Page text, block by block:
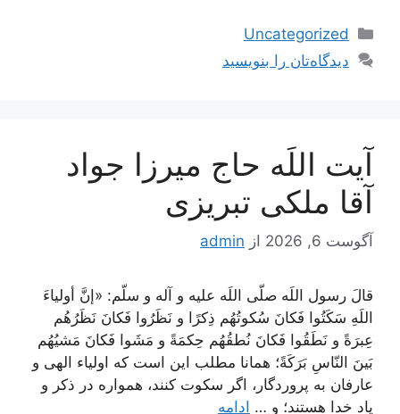
دسته‌ها
Uncategorized
دیدگاه‌تان را بنویسید
آیت اللَه حاج میرزا جواد
آقا ملکی تبریزی
آگوست 6, 2026 از admin
قالَ رسول اللَه صلّى اللَه عليه و آله و سلّم: «إنَّ أولياءَ
اللَهِ سَكَتُوا فَكانَ سُكوتُهُم ذِكرًا و نَظَرُوا فَكانَ نَظَرُهُم
عِبرَةً و نَطَقُوا فَكانَ نُطقُهُم حِكمَةً و مَشَوا فَكانَ مَشيُهُم
بَينَ النّاسِ بَرَكَةً؛ همانا مطلب اين است كه اولياء الهى و
عارفان به پروردگار، اگر سكوت كنند، همواره در ذكر و
ياد خدا هستند؛ و … ادامه